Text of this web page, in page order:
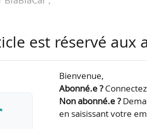
distance, le 29/04/2021.
depuis le 19/04/2021.
une augmentation de 70 % des
précédentes.
est réservé aux
Bienvenue,
Abonné.e ?
Non abonné.e ?
en saisissant votre